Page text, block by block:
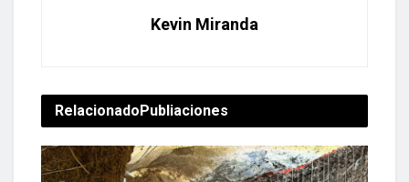
Kevin Miranda
Relacionado Publiaciones